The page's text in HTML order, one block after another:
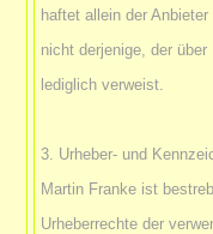
haftet allein der
nicht derjenige, der
lediglich verweist.
3. Urheber- und
Martin Franke ist
Urheberrechte der